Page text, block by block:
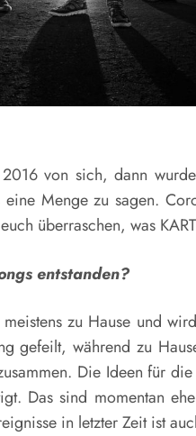
2016 von sich, dann
Menge zu sagen.
überraschen, was
entstanden?
zu Hause und
gefeilt, während zu
Die Ideen für die
Das sind momentan
in letzter Zeit ist